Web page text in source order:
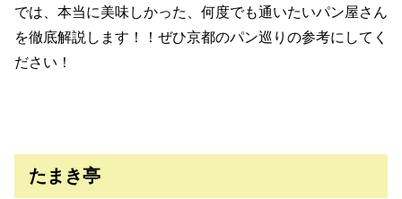
では、本当に美味しかった、何度でも通いたいパン屋さん
を徹底解説します！！ぜひ京都のパン巡りの参考にしてく
ださい！
たまき亭